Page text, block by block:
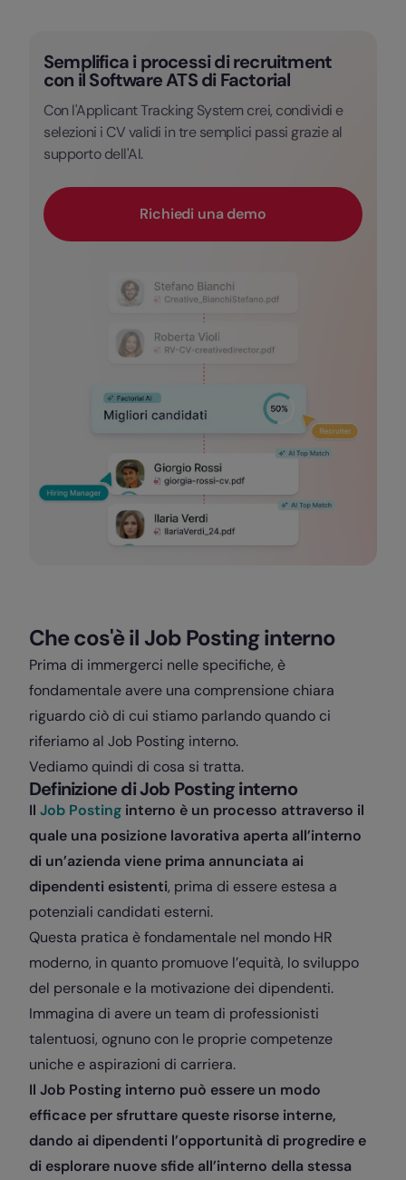
Semplifica i processi di recruitment
con il Software ATS di Factorial
Con l'Applicant Tracking System crei, condividi e
selezioni i CV validi in tre semplici passi grazie al
supporto dell'AI.
Richiedi una demo
Che cos'è il Job Posting interno
Prima di immergerci nelle specifiche, è
fondamentale avere una comprensione chiara
riguardo ciò di cui stiamo parlando quando ci
riferiamo al Job Posting interno.
Vediamo quindi di cosa si tratta.
Definizione di Job Posting interno
Il Job Posting interno è un processo attraverso il
quale una posizione lavorativa aperta all’interno
di un’azienda viene prima annunciata ai
dipendenti esistenti, prima di essere estesa a
potenziali candidati esterni.
Questa pratica è fondamentale nel mondo HR
moderno, in quanto promuove l’equità, lo sviluppo
del personale e la motivazione dei dipendenti.
Immagina di avere un team di professionisti
talentuosi, ognuno con le proprie competenze
uniche e aspirazioni di carriera.
Il Job Posting interno può essere un modo
efficace per sfruttare queste risorse interne,
dando ai dipendenti l’opportunità di progredire e
di esplorare nuove sfide all’interno della stessa